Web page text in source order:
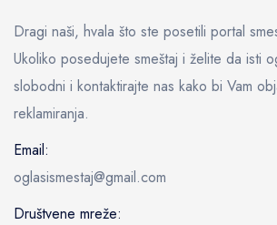
Dragi naši, hvala što ste posetili portal
Ukoliko posedujete smeštaj i želite da isti
slobodni i kontaktirajte nas kako bi Vam
reklamiranja.
Email:
oglasismestaj@gmail.com
Društvene mreže: